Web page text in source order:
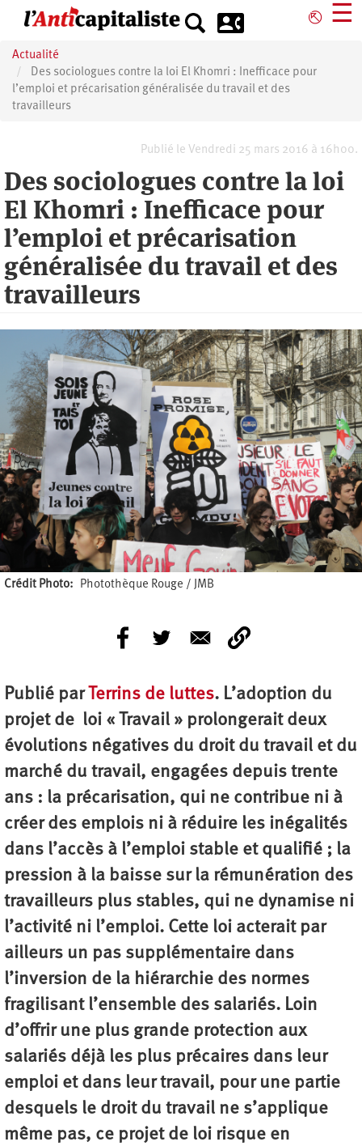
principal
⎋ ☰
Actualité
Des sociologues contre la loi El Khomri : Inefficace pour
l’emploi et précarisation généralisée du travail et des
travailleurs
Publié le Vendredi 25 mars 2016 à 16h00.
Des sociologues contre la loi
El Khomri : Inefficace pour
l’emploi et précarisation
généralisée du travail et des
travailleurs
Crédit Photo Photothèque Rouge / JMB
Publié par Terrins de luttes. L’adoption du
projet de loi « Travail » prolongerait deux
évolutions négatives du droit du travail et du
marché du travail, engagées depuis trente
ans : la précarisation, qui ne contribue ni à
créer des emplois ni à réduire les inégalités
dans l’accès à l’emploi stable et qualifié ; la
pression à la baisse sur la rémunération des
travailleurs plus stables, qui ne dynamise ni
l’activité ni l’emploi. Cette loi acterait par
ailleurs un pas supplémentaire dans
l’inversion de la hiérarchie des normes
fragilisant l’ensemble des salariés. Loin
d’offrir une plus grande protection aux
salariés déjà les plus précaires dans leur
emploi et dans leur travail, pour une partie
desquels le droit du travail ne s’applique
même pas, ce projet de loi risque en